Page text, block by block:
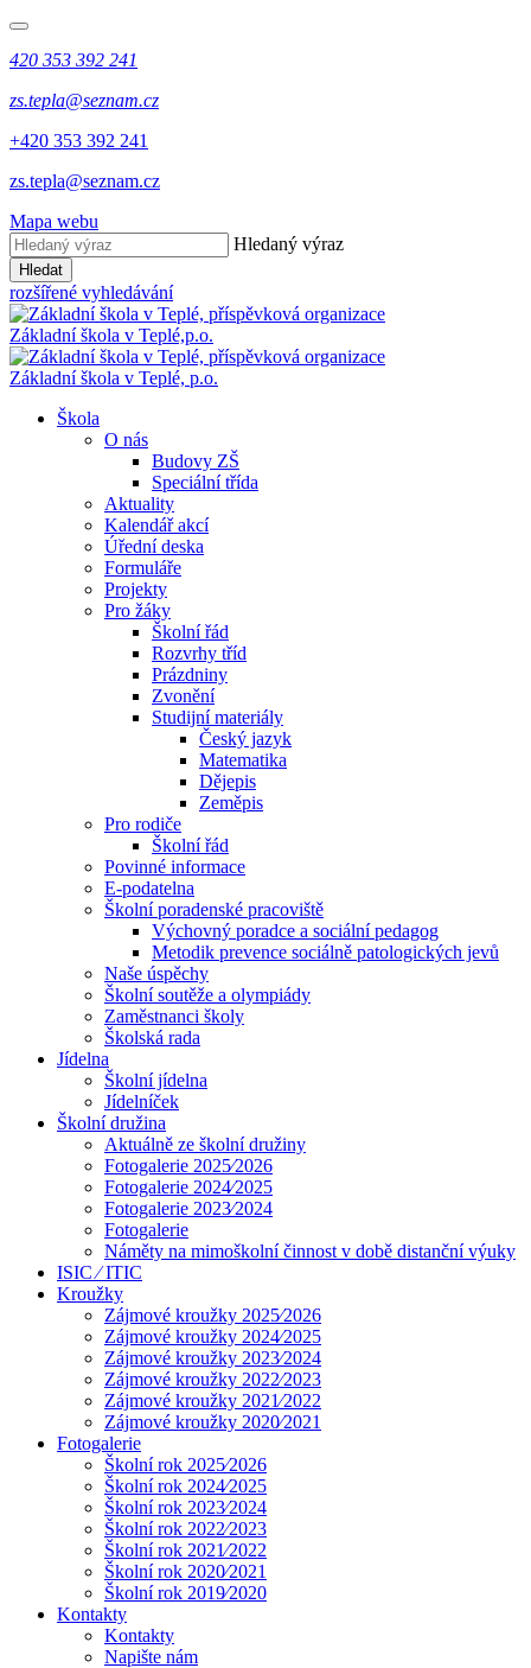
420 353 392 241
zs.tepla@seznam.cz
+420 353 392 241
zs.tepla@seznam.cz
Mapa webu
Hledaný výraz
Hledat
rozšířené vyhledávání
Základní škola v Teplé,p.o.
Základní škola v Teplé, p.o.
Škola
O nás
Budovy ZŠ
Speciální třída
Aktuality
Kalendář akcí
Úřední deska
Formuláře
Projekty
Pro žáky
Školní řád
Rozvrhy tříd
Prázdniny
Zvonění
Studijní materiály
Český jazyk
Matematika
Dějepis
Zeměpis
Pro rodiče
Školní řád
Povinné informace
E-podatelna
Školní poradenské pracoviště
Výchovný poradce a sociální pedagog
Metodik prevence sociálně patologických jevů
Naše úspěchy
Školní soutěže a olympiády
Zaměstnanci školy
Školská rada
Jídelna
Školní jídelna
Jídelníček
Školní družina
Aktuálně ze školní družiny
Fotogalerie 2025⁄2026
Fotogalerie 2024⁄2025
Fotogalerie 2023⁄2024
Fotogalerie
Náměty na mimoškolní činnost v době distanční výuky
ISIC ⁄ ITIC
Kroužky
Zájmové kroužky 2025⁄2026
Zájmové kroužky 2024⁄2025
Zájmové kroužky 2023⁄2024
Zájmové kroužky 2022⁄2023
Zájmové kroužky 2021⁄2022
Zájmové kroužky 2020⁄2021
Fotogalerie
Školní rok 2025⁄2026
Školní rok 2024⁄2025
Školní rok 2023⁄2024
Školní rok 2022⁄2023
Školní rok 2021⁄2022
Školní rok 2020⁄2021
Školní rok 2019⁄2020
Kontakty
Kontakty
Napište nám